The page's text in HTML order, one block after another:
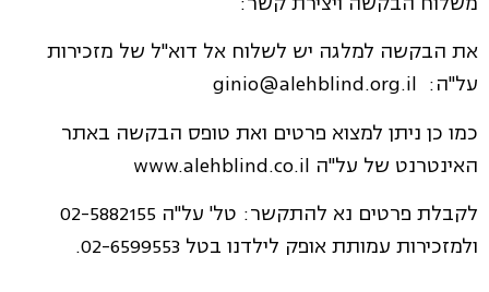
את הבקשה למלגה יש לשלוח אל דוא"ל של מזכירות
על"ה: ginio@alehblind.org.il
כמו כן ניתן למצוא פרטים ואת טופס הבקשה באתר
האינטרנט של על"ה www.alehblind.co.il
לקבלת פרטים נא להתקשר: טל' על"ה 02-5882155
ולמזכירות עמותת אופק לילדנו בטל 02-6599553.